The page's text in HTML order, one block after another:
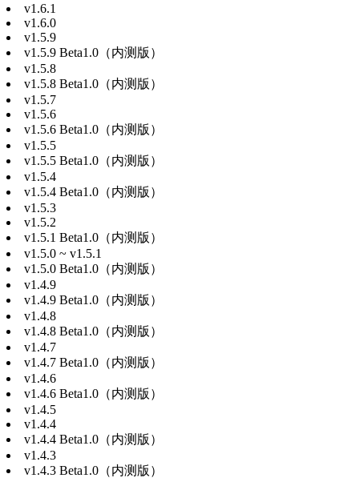
v1.6.1
v1.6.0
v1.5.9
v1.5.9 Beta1.0（内测版）
v1.5.8
v1.5.8 Beta1.0（内测版）
v1.5.7
v1.5.6
v1.5.6 Beta1.0（内测版）
v1.5.5
v1.5.5 Beta1.0（内测版）
v1.5.4
v1.5.4 Beta1.0（内测版）
v1.5.3
v1.5.2
v1.5.1 Beta1.0（内测版）
v1.5.0 ~ v1.5.1
v1.5.0 Beta1.0（内测版）
v1.4.9
v1.4.9 Beta1.0（内测版）
v1.4.8
v1.4.8 Beta1.0（内测版）
v1.4.7
v1.4.7 Beta1.0（内测版）
v1.4.6
v1.4.6 Beta1.0（内测版）
v1.4.5
v1.4.4
v1.4.4 Beta1.0（内测版）
v1.4.3
v1.4.3 Beta1.0（内测版）